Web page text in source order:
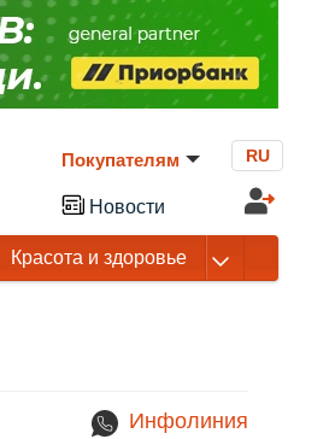
Покупателям
Новости
RU
Красота и здоровье
Инфолиния